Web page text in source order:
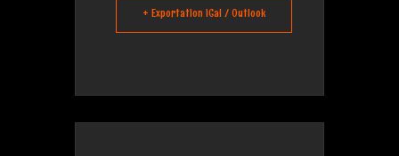
+ Exportation iCal / Outlook